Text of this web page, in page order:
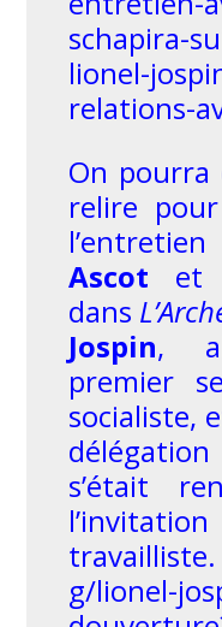
schapira-
lionel-
relations-
On pourra
relire
Ascot et
dans
Jospin,
premier
socialiste,
s’était
travailliste.
g/lionel-